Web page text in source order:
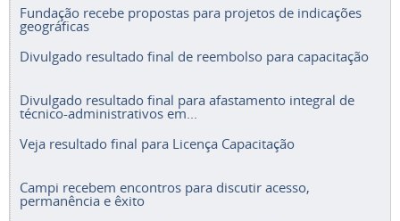
Fundação recebe propostas para projetos de indicações
geográficas
Divulgado resultado final de reembolso para capacitação
Divulgado resultado final para afastamento integral de
técnico-administrativos em...
Veja resultado final para Licença Capacitação
Campi recebem encontros para discutir acesso,
permanência e êxito